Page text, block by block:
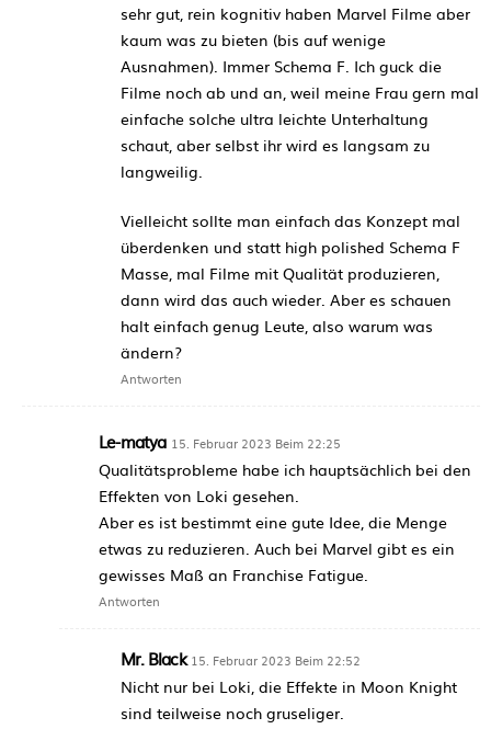
sehr gut, rein kognitiv haben Marvel Filme aber
kaum was zu bieten (bis auf wenige
Ausnahmen). Immer Schema F. Ich guck die
Filme noch ab und an, weil meine Frau gern mal
einfache solche ultra leichte Unterhaltung
schaut, aber selbst ihr wird es langsam zu
langweilig.
Vielleicht sollte man einfach das Konzept mal
überdenken und statt high polished Schema F
Masse, mal Filme mit Qualität produzieren,
dann wird das auch wieder. Aber es schauen
halt einfach genug Leute, also warum was
ändern?
Antworten
Le-matya 15. Februar 2023 Beim 22:25
Qualitätsprobleme habe ich hauptsächlich bei den
Effekten von Loki gesehen.
Aber es ist bestimmt eine gute Idee, die Menge
etwas zu reduzieren. Auch bei Marvel gibt es ein
gewisses Maß an Franchise Fatigue.
Antworten
Mr. Black 15. Februar 2023 Beim 22:52
Nicht nur bei Loki, die Effekte in Moon Knight
sind teilweise noch gruseliger.